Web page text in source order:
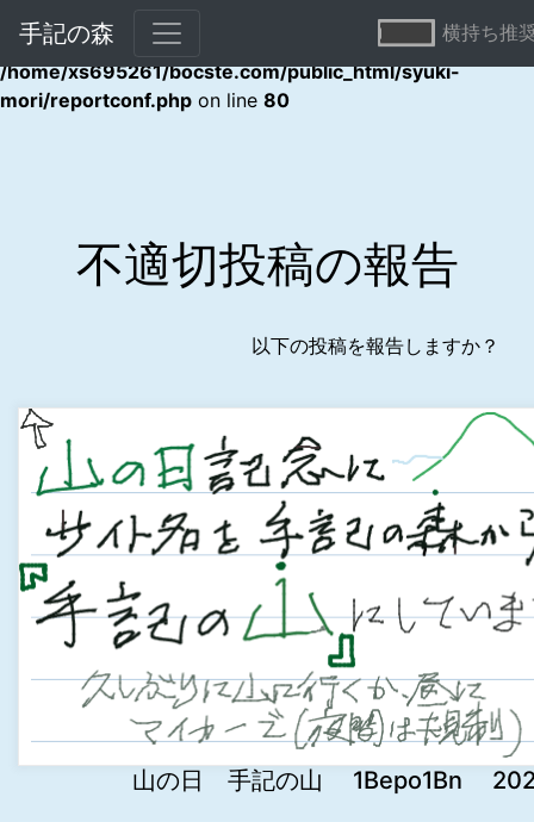
Warning: Undefined array key "error" in
/home/xs695261/bocste.com/public_html/syuki-
mori/reportconf.php on line 80
手記の森 横持ち推
不適切投稿の報告
以下の投稿を報告しますか？
山の日 手記の山 1Bepo1Bn